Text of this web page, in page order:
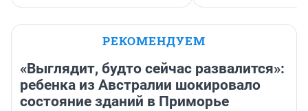
РЕКОМЕНДУЕМ
«Выглядит, будто сейчас развалится»:
ребенка из Австралии шокировало
состояние зданий в Приморье